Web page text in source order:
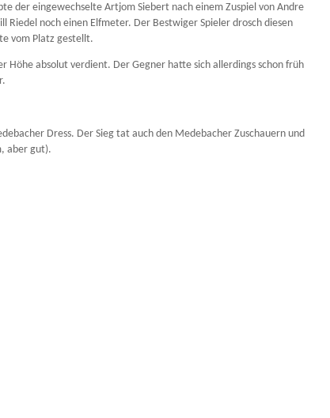
der eingewechselte Artjom Siebert nach einem Zuspiel von Andre
Riedel noch einen Elfmeter. Der Bestwiger Spieler drosch diesen
vom Platz gestellt.
Höhe absolut verdient. Der Gegner hatte sich allerdings schon früh
Dress. Der Sieg tat auch den Medebacher Zuschauern und
aber gut).